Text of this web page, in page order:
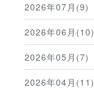
2026年07月(9)
2026年06月(10)
2026年05月(7)
2026年04月(11)